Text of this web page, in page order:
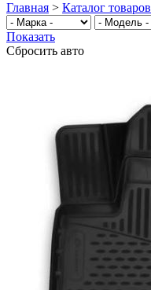
Главная > Каталог товаров
Показать
Сбросить авто